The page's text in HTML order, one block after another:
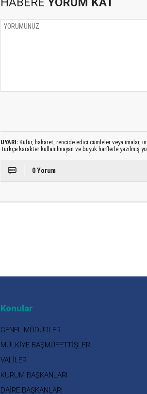
UYARI:Küfür, hakaret, rencide edici cümleler veya imalar,
Türkçe karakter kullanılmayan ve büyük harflerle yazılmış
0 Yorum
Konular
GENEL MÜDÜRLER
MÜLKİYE BAŞMÜFETTİŞLER
VALİLER
KURUM BAŞKANLARI
DAİRE BAŞKANLARI